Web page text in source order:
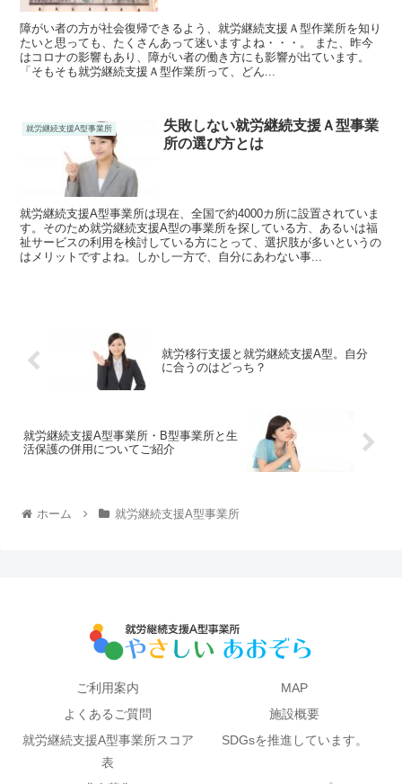
障がい者の方が社会復帰できるよう、就労継続支援Ａ型作業所を知り
たいと思っても、たくさんあって迷いますよね・・・。 また、昨今
はコロナの影響もあり、障がい者の働き方にも影響が出ています。
「そもそも就労継続支援Ａ型作業所って、どん...
就労継続支援A型事業所
失敗しない就労継続支援Ａ型事業
所の選び方とは
就労継続支援A型事業所は現在、全国で約4000カ所に設置されていま
す。そのため就労継続支援A型の事業所を探している方、あるいは福
祉サービスの利用を検討している方にとって、選択肢が多いというの
はメリットですよね。しかし一方で、自分にあわない事...
就労移行支援と就労継続支援A型。自分
に合うのはどっち？
就労継続支援A型事業所・B型事業所と生
活保護の併用についてご紹介
ホーム 就労継続支援A型事業所
ご利用案内
MAP
よくあるご質問
施設概要
就労継続支援A型事業所スコア
表
SDGsを推進しています。